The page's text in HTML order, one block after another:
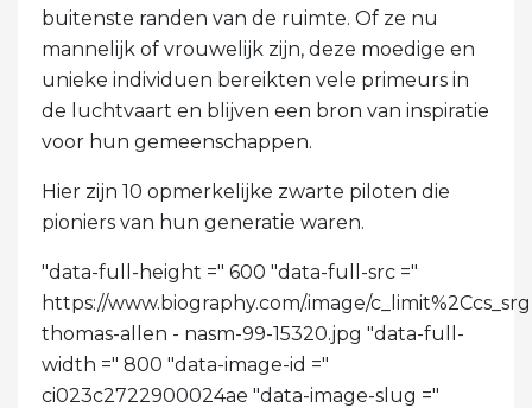
buitenste randen van de ruimte. Of ze nu
mannelijk of vrouwelijk zijn, deze moedige en
unieke individuen bereikten vele primeurs in
de luchtvaart en blijven een bron van inspiratie
voor hun gemeenschappen.
Hier zijn 10 opmerkelijke zwarte piloten die
pioniers van hun generatie waren.
"data-full-height =" 600 "data-full-src ="
https://www.biography.com/.image/
thomas-allen - nasm-99-15320.jpg "data-full-
width =" 800 "data-image-id ="
ci023c2722900024ae "data-image-slug ="